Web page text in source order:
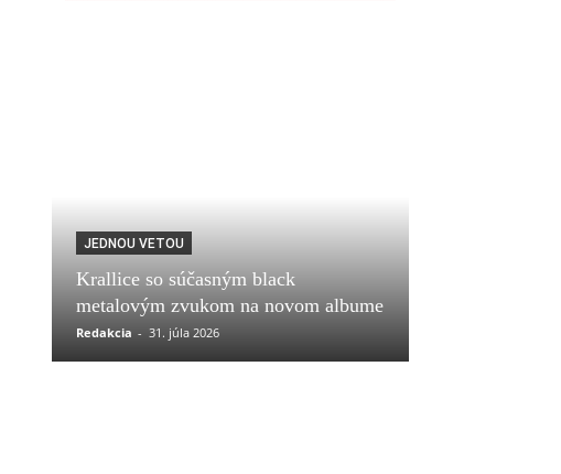
JEDNOU VETOU
Krallice so súčasným black
metalovým zvukom na novom albume
Redakcia - 31. júla 2026